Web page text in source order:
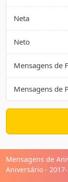
Neta
Neto
Mensagens de
Mensagens de
Mensagens de
Aniversário -